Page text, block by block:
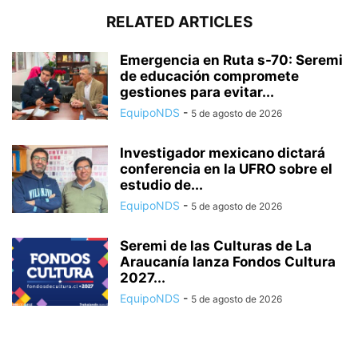
RELATED ARTICLES
Emergencia en Ruta s-70: Seremi
de educación compromete
gestiones para evitar...
EquipoNDS - 5 de agosto de 2026
Investigador mexicano dictará
conferencia en la UFRO sobre el
estudio de...
EquipoNDS - 5 de agosto de 2026
Seremi de las Culturas de La
Araucanía lanza Fondos Cultura
2027...
EquipoNDS - 5 de agosto de 2026